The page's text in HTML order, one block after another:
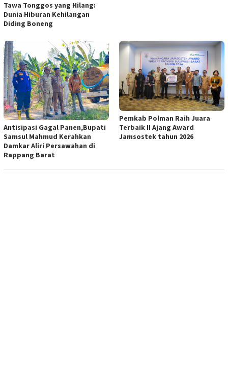
Tawa Tonggos yang Hilang:
Dunia Hiburan Kehilangan
Diding Boneng
Antisipasi Gagal Panen,Bupati
Samsul Mahmud Kerahkan
Damkar Aliri Persawahan di
Rappang Barat
Pemkab Polman Raih Juara
Terbaik II Ajang Award
Jamsostek tahun 2026